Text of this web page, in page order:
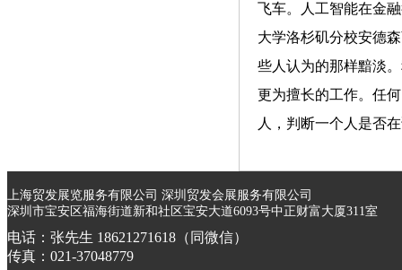
飞车。人工智能在金
大学洛杉矶分校安德
些人认为的那样黯淡
更为擅长的工作。任
人，判断一个人是否
上海贸发展览服务有限公司 深圳贸发会展服务有限公司
深圳市宝安区福海街道新和社区宝安大道6093号中正财富大厦311室
电话：张先生 18621271618（同微信）
传真：021-37048779